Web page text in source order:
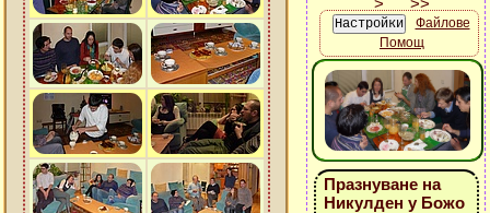
Файлове
Помощ
Празнуване на
Никулден у Божо